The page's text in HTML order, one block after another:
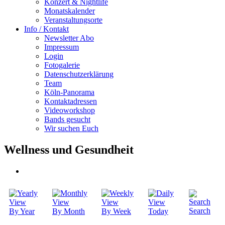
Konzert & Nightlife
Monatskalender
Veranstaltungsorte
Info / Kontakt
Newsletter Abo
Impressum
Login
Fotogalerie
Datenschutzerklärung
Team
Köln-Panorama
Kontaktadressen
Videoworkshop
Bands gesucht
Wir suchen Euch
Wellness und Gesundheit
By Year By Month By Week Today Search